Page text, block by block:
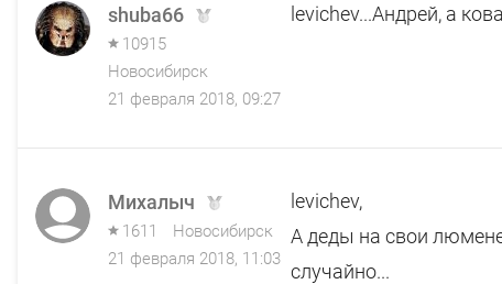
shuba66
10915
Новосибирск
21 февраля 2018, 09:27
levichev...Андрей, а
Михалыч
1611
Новосибирск
21 февраля 2018, 11:03
levichev,
А деды на свои
случайно...